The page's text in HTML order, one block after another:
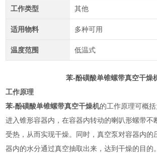
工作类型 其他
适用物料 多种可用
温度范围 低温式
苯-酚磺酸单锥螺带真空干燥
工作原理
苯-酚磺酸单锥螺带真空干燥机的工作原理可概
进入锥形容器内，在容器内转动的喇叭形螺带不
受热，从而实现干燥。同时，真空泵对容器内的
器内的水分通过真空抽取出来，达到干燥的目的。